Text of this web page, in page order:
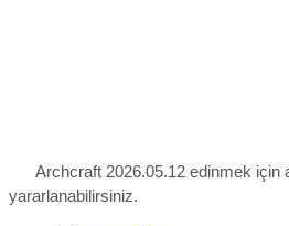
Archcraft 2026.05.12 edinmek için
yararlanabilirsiniz.